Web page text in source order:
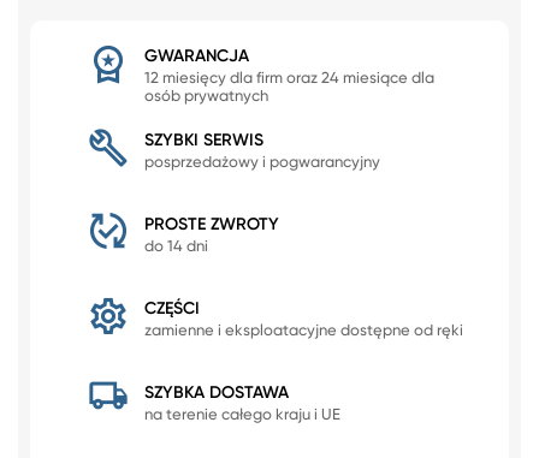
GWARANCJA
12 miesięcy dla firm oraz 24 miesiące dla
osób prywatnych
SZYBKI SERWIS
posprzedażowy i pogwarancyjny
PROSTE ZWROTY
do 14 dni
CZĘŚCI
zamienne i eksploatacyjne dostępne od ręki
SZYBKA DOSTAWA
na terenie całego kraju i UE